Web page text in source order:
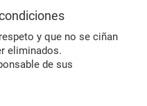
y que no se ciñan
eliminados.
de sus